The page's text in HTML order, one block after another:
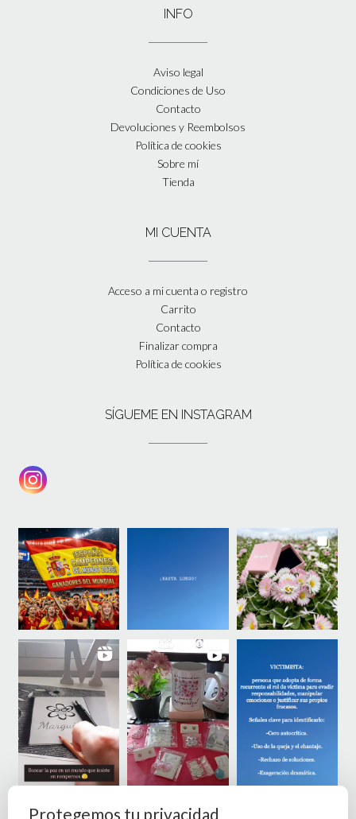
INFO
Aviso legal
Condiciones de Uso
Contacto
Devoluciones y Reembolsos
Política de cookies
Sobre mí
Tienda
MI CUENTA
Acceso a mi cuenta o registro
Carrito
Contacto
Finalizar compra
Política de cookies
SÍGUEME EN INSTAGRAM
Protegemos tu privacidad